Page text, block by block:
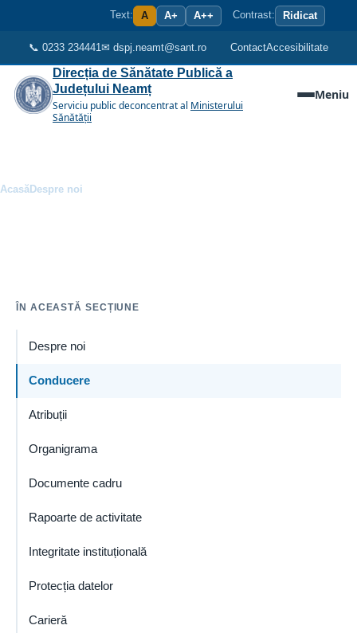
Sari la conținutul principal
Text: A A+ A++ Contrast: Ridicat
📞 0233 234441✉ dspj.neamt@sant.ro ContactAccesibilitate
Direcția de Sănătate Publică a
Județului Neamț
Serviciu public deconcentrat al Ministerului
Sănătății
Meniu
Acasă Despre noi
ÎN ACEASTĂ SECȚIUNE
Despre noi
Conducere
Atribuții
Organigrama
Documente cadru
Rapoarte de activitate
Integritate instituțională
Protecția datelor
Carieră